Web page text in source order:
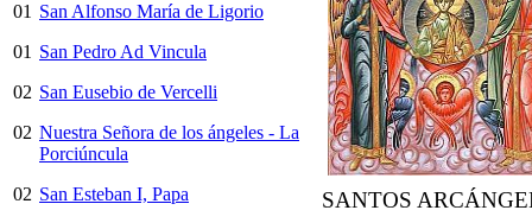
01 San Alfonso María de Ligorio
01 San Pedro Ad Vincula
02 San Eusebio de Vercelli
02 Nuestra Señora de los ángeles - La
Porciúncula
02 San Esteban I, Papa
SANTOS